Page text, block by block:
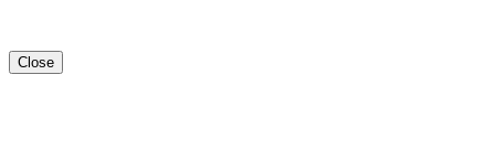
Close